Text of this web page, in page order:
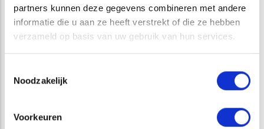
partners kunnen deze gegevens combineren met andere
informatie die u aan ze heeft verstrekt of die ze hebben
verzameld op basis van uw gebruik van hun services.
Noodzakelijk
Voorkeuren
(water)bodemonderzoeken worden betrokken. Wij zijn